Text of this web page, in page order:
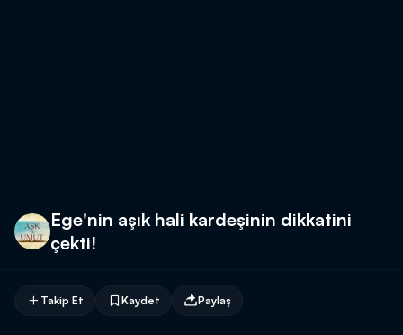
Ege'nin aşık hali kardeşinin dikkatini
çekti!
Takip Et Kaydet Paylaş